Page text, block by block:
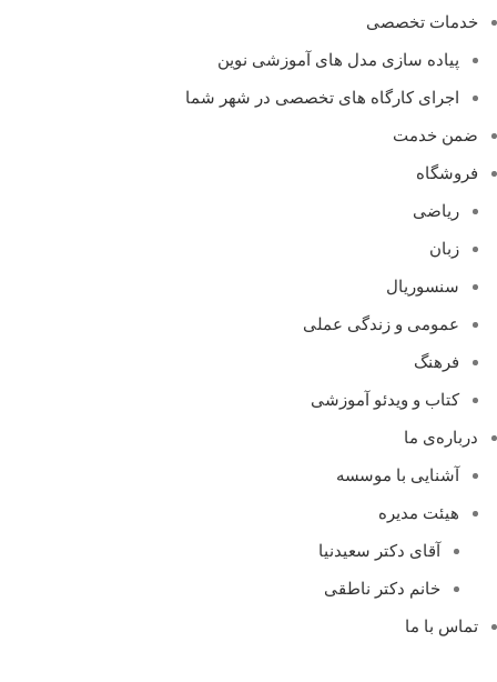
خدمات تخصصی
پیاده سازی مدل های آموزشی نوین
اجرای کارگاه های تخصصی در شهر شما
ضمن خدمت
فروشگاه
ریاضی
زبان
سنسوریال
عمومی و زندگی عملی
فرهنگ
کتاب و ویدئو آموزشی
درباره‌ی ما
آشنایی با موسسه
هیئت مدیره
آقای دکتر سعیدنیا
خانم دکتر ناطقی
تماس با ما